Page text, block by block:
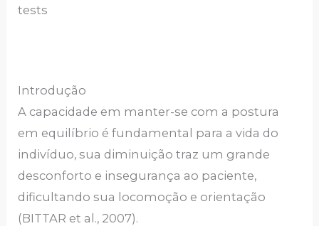
tests
Introdução
A capacidade em manter-se com a postura
em equilíbrio é fundamental para a vida do
indivíduo, sua diminuição traz um grande
desconforto e insegurança ao paciente,
dificultando sua locomoção e orientação
(BITTAR et al., 2007).